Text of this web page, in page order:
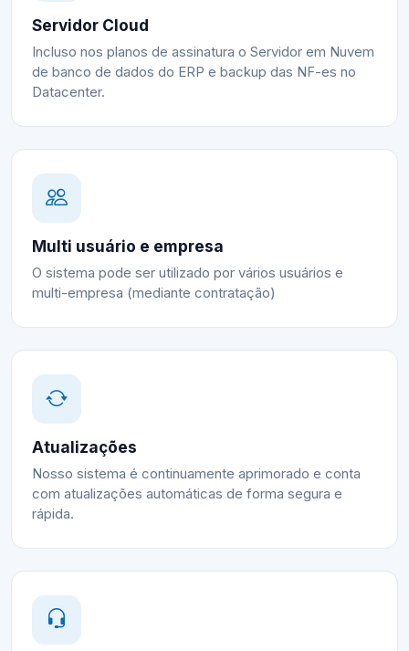
Servidor Cloud
Incluso nos planos de assinatura o Servidor em Nuvem
de banco de dados do ERP e backup das NF-es no
Datacenter.
Multi usuário e empresa
O sistema pode ser utilizado por vários usuários e
multi-empresa (mediante contratação)
Atualizações
Nosso sistema é continuamente aprimorado e conta
com atualizações automáticas de forma segura e
rápida.